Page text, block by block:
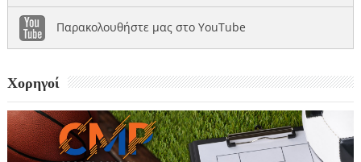
Παρακολουθήστε μας στο YouTube
Χορηγοί